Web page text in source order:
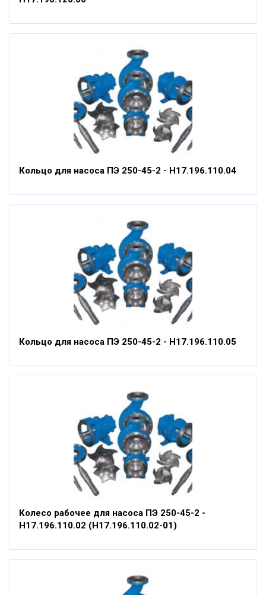
Кольцо для насоса ПЭ 250-45-2 - Н17.196.110.04
Кольцо для насоса ПЭ 250-45-2 - Н17.196.110.05
Колесо рабочее для насоса ПЭ 250-45-2 -
Н17.196.110.02 (Н17.196.110.02-01)